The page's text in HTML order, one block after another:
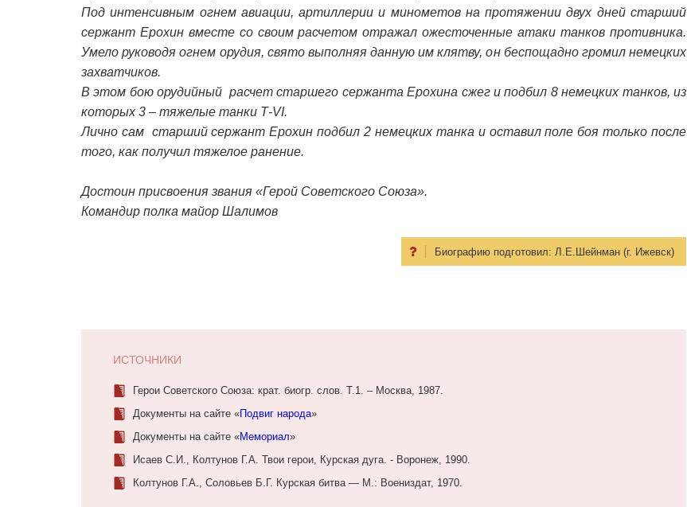
Под интенсивным огнем авиации, артиллерии и минометов на протяжении двух дней старший
сержант Ерохин вместе со своим расчетом отражал ожесточенные атаки танков противника.
Умело руководя огнем орудия, свято выполняя данную им клятву, он беспощадно громил немецких
захватчиков.
В этом бою орудийный расчет старшего сержанта Ерохина сжег и подбил 8 немецких танков, из
которых 3 – тяжелые танки Т-VI.
Лично сам старший сержант Ерохин подбил 2 немецких танка и оставил поле боя только после
того, как получил тяжелое ранение.
Достоин присвоения звания «Герой Советского Союза».
Командир полка майор Шалимов
Биографию подготовил: Л.Е.Шейнман (г. Ижевск)
ИСТОЧНИКИ
Герои Советского Союза: крат. биогр. слов. Т.1. – Москва, 1987.
Документы на сайте «Подвиг народа»
Документы на сайте «Мемориал»
Исаев С.И., Колтунов Г.А. Твои герои, Курская дуга. - Воронеж, 1990.
Колтунов Г.А., Соловьев Б.Г. Курская битва — М.: Воениздат, 1970.